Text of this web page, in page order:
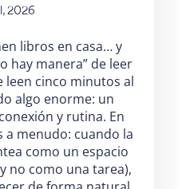
2026
libros en casa… y
hay manera” de leer
leen cinco minutos al
algo enorme: un
y rutina. En
a menudo: cuando la
como un espacio
no como una tarea),